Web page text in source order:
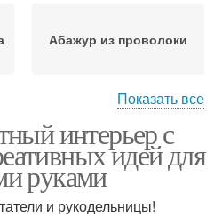
Абажур из проволоки
Уникальный абажур
Показать все
интерьер с
идей для
руками
и рукодельницы!